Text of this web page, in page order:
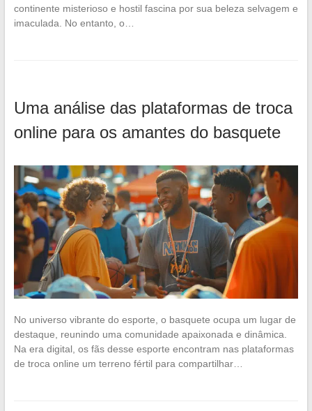
continente misterioso e hostil fascina por sua beleza selvagem e
imaculada. No entanto, o…
Uma análise das plataformas de troca
online para os amantes do basquete
No universo vibrante do esporte, o basquete ocupa um lugar de
destaque, reunindo uma comunidade apaixonada e dinâmica.
Na era digital, os fãs desse esporte encontram nas plataformas
de troca online um terreno fértil para compartilhar…